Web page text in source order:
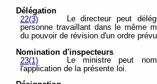
Délégation
22(3)
Le directeur peut
personne travaillant dans le même
du pouvoir de révision d'un ordre
Nomination d'inspecteurs
23(1)
Le ministre peut
l'application de la présente loi.